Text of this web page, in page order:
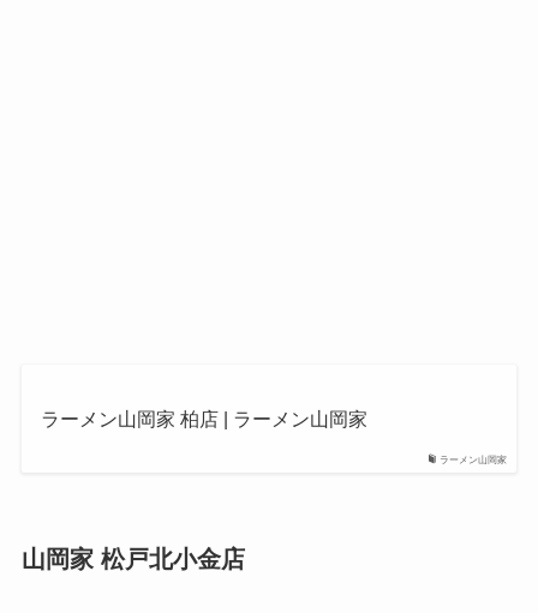
ラーメン山岡家
ラーメン山岡家 柏店 | ラーメン山岡家
山岡家 松戸北小金店